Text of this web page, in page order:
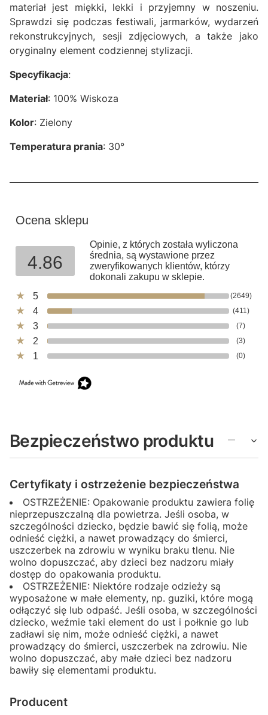
materiał jest miękki, lekki i przyjemny w noszeniu.
Sprawdzi się podczas festiwali, jarmarków, wydarzeń
rekonstrukcyjnych, sesji zdjęciowych, a także jako
oryginalny element codziennej stylizacji.
Specyfikacja:
Materiał: 100% Wiskoza
Kolor: Zielony
Temperatura prania: 30°
Ocena sklepu
4.86
Opinie, z których została wyliczona
średnia, są wystawione przez
zweryfikowanych klientów, którzy
dokonali zakupu w sklepie.
5
(2649)
4 (411)
3 (7)
2 (3)
1 (0)
Bezpieczeństwo produktu
Certyfikaty i ostrzeżenie bezpieczeństwa
OSTRZEŻENIE: Opakowanie produktu zawiera folię
nieprzepuszczalną dla powietrza. Jeśli osoba, w
szczególności dziecko, będzie bawić się folią, może
odnieść ciężki, a nawet prowadzący do śmierci,
uszczerbek na zdrowiu w wyniku braku tlenu. Nie
wolno dopuszczać, aby dzieci bez nadzoru miały
dostęp do opakowania produktu.
OSTRZEŻENIE: Niektóre rodzaje odzieży są
wyposażone w małe elementy, np. guziki, które mogą
odłączyć się lub odpaść. Jeśli osoba, w szczególności
dziecko, weźmie taki element do ust i połknie go lub
zadławi się nim, może odnieść ciężki, a nawet
prowadzący do śmierci, uszczerbek na zdrowiu. Nie
wolno dopuszczać, aby małe dzieci bez nadzoru
bawiły się elementami produktu.
Producent